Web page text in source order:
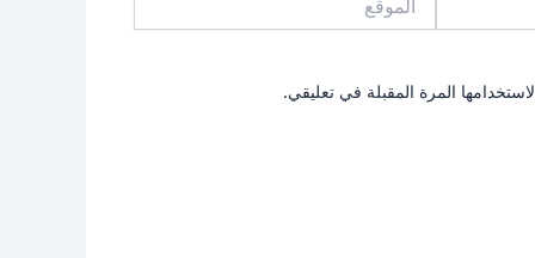
المرة المقبلة في تعليقي.